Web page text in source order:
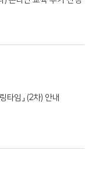
타임」 (2차) 안내